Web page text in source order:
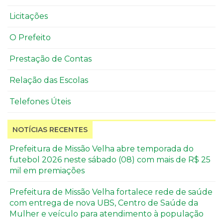
Licitações
O Prefeito
Prestação de Contas
Relação das Escolas
Telefones Úteis
NOTÍCIAS RECENTES
Prefeitura de Missão Velha abre temporada do
futebol 2026 neste sábado (08) com mais de R$ 25
mil em premiações
Prefeitura de Missão Velha fortalece rede de saúde
com entrega de nova UBS, Centro de Saúde da
Mulher e veículo para atendimento à população